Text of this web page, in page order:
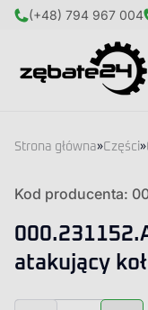
(+48) 794 967 004
Strona główna»Części»
Kod producenta:
atakujący